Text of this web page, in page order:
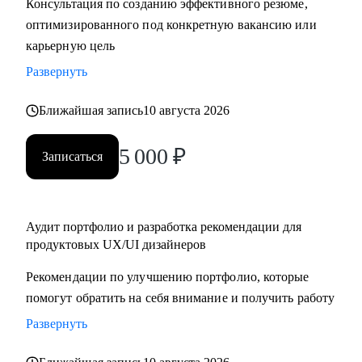
Консультация по созданию эффективного резюме,
оптимизированного под конкретную вакансию или
карьерную цель
Развернуть
Ближайшая запись10 августа 2026
Записаться 5 000 ₽
Аудит портфолио и разработка рекомендации для
продуктовых UX/UI дизайнеров
Рекомендации по улучшению портфолио, которые
помогут обратить на себя внимание и получить работу
Развернуть